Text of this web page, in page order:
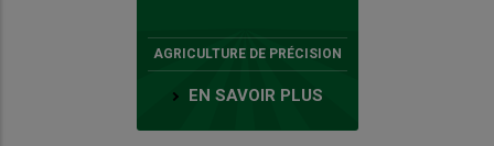
AGRICULTURE DE PRÉCISION
EN SAVOIR PLUS